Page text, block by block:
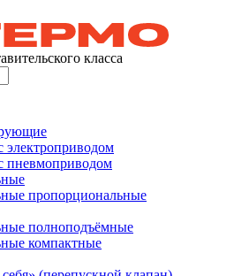
класса
пневмоприводом
пропорциональные
полноподъёмные
компактные